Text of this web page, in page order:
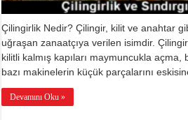
Çilingirlik Nedir? Çilingir, kilit ve anahtar
uğraşan zanaatçıya verilen isimdir.
kilitli kalmış kapıları maymuncukla
bazı makinelerin küçük parçalarını
Devamını Oku »